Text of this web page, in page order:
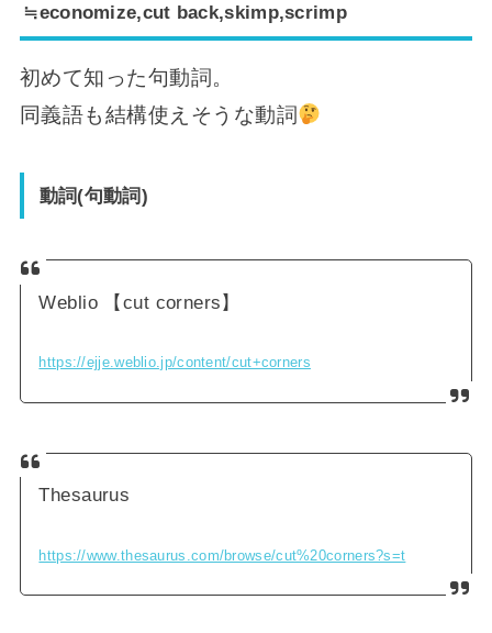
≒economize,cut back,skimp,scrimp
初めて知った句動詞。
同義語も結構使えそうな動詞
動詞(句動詞)
Weblio 【cut corners】
https://ejje.weblio.jp/content/cut+corners
Thesaurus
https://www.thesaurus.com/browse/cut%20corners?s=t